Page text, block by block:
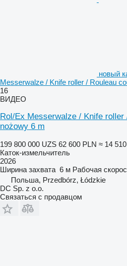
новый
Messerwalze / Knife roller / Rouleau
16
ВИДЕО
Rol/Ex Messerwalze / Knife roller
nożowy 6 m
199 800 000 UZS 62 600 PLN ≈ 14
Каток-измельчитель
2026
Ширина захвата 6 м Рабочая
Польша, Przedbórz, Łódzkie
DC Sp. z o.o.
Связаться с продавцом